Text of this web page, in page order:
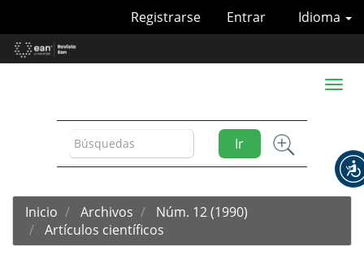
Contenido
principal
Idioma
Registrarse Entrar
Ir
Toggle
Inicio Archivos
Núm. 12 (1990)
Artículos científicos